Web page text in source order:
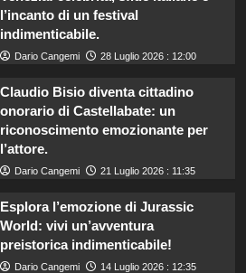
l’incanto di un festival
indimenticabile.
Dario Cangemi 28 Luglio 2026 : 12:00
Claudio Bisio diventa cittadino
onorario di Castellabate: un
riconoscimento emozionante per
l’attore.
Dario Cangemi 21 Luglio 2026 : 11:35
Esplora l’emozione di Jurassic
World: vivi un’avventura
preistorica indimenticabile!
Dario Cangemi 14 Luglio 2026 : 12:35